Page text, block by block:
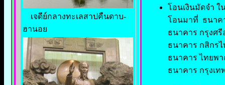
เจดีย์กลางทะเลสาปคืนดาบ-
ฮานอย
โอนเงินมัดจำ
โอนมาที่ ธนาค
ธนาคาร กรุงศ
ธนาคาร กสิกร
ธนาคาร ไทยพ
ธนาคาร กรุงเท